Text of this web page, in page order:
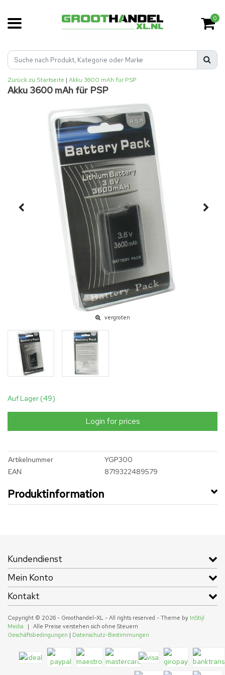
0
Zurück zu Startseite | Akku 3600 mAh für PSP
Akku 3600 mAh für PSP
vergroten
Auf Lager (49)
Login for prices
Artikelnummer
YGP300
EAN
8719322489579
Produktinformation
Kundendienst
Mein Konto
Kontakt
Copyright © 2026 - Groothandel-XL - All rights reserved - Theme by InStijl
Media
|
Alle Preise verstehen sich ohne Steuern
Geschäftsbedingungen | Datenschutz-Bestimmungen